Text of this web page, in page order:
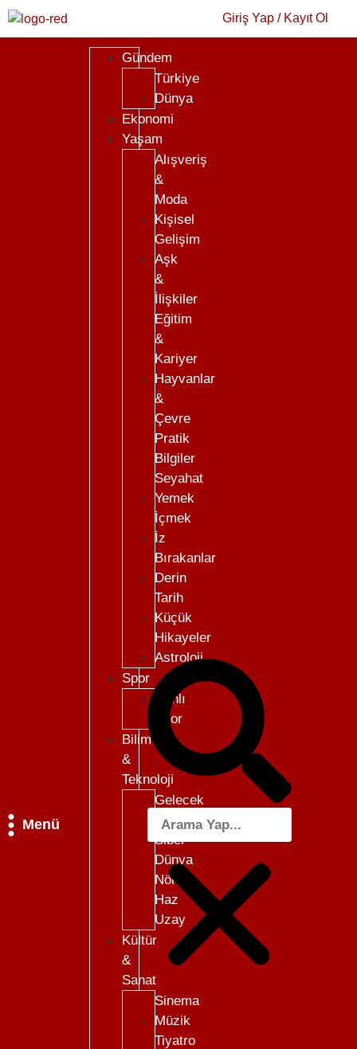
Giriş Yap / Kayıt Ol
Menü
Gündem
Türkiye
Dünya
Ekonomi
Yaşam
Alışveriş
&
Moda
Kişisel
Gelişim
Aşk
&
İlişkiler
Eğitim
&
Kariyer
Hayvanlar
&
Çevre
Pratik
Bilgiler
Seyahat
Yemek
İçmek
İz
Bırakanlar
Derin
Tarih
Küçük
Hikayeler
Astroloji
Spor
Canlı
Skor
Bilim
&
Teknoloji
Gelecek
101
Siber
Dünya
Nöro-
Haz
Uzay
Kültür
&
Sanat
Sinema
Müzik
Tiyatro